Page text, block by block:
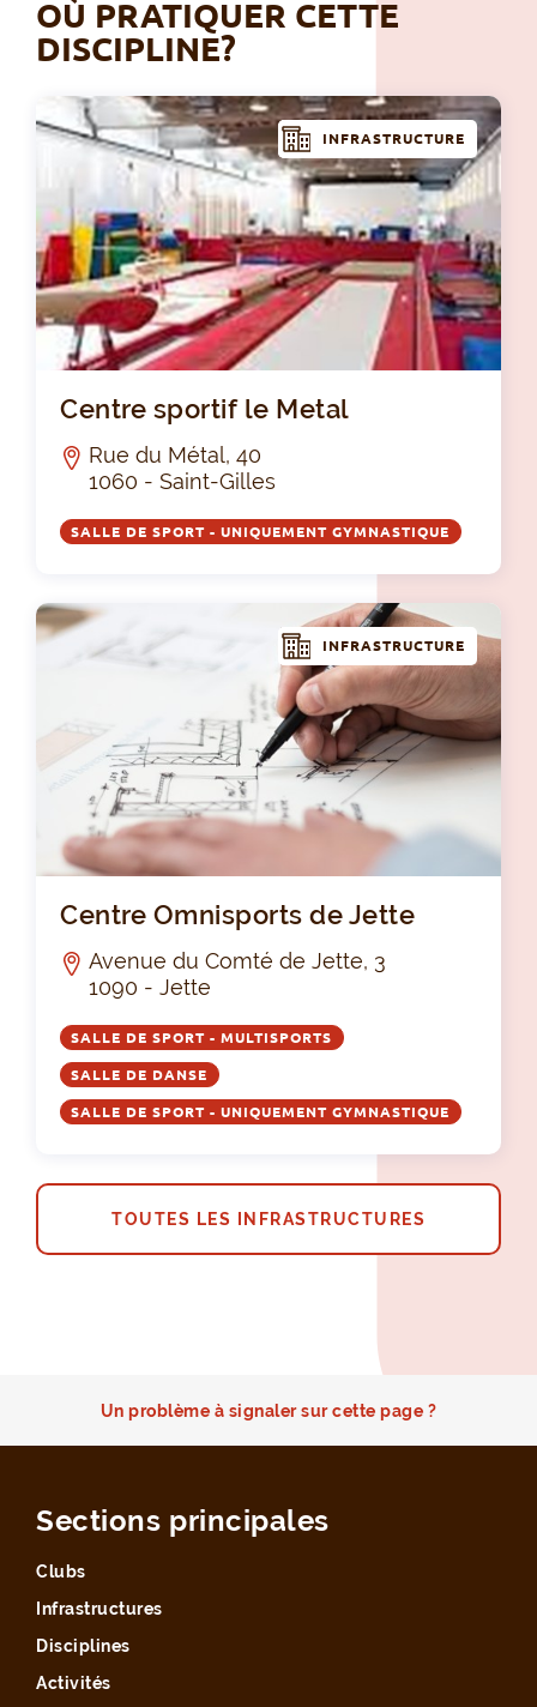
OÙ PRATIQUER CETTE
DISCIPLINE?
INFRASTRUCTURE
Centre sportif le Metal
Rue du Métal, 40
1060 - Saint-Gilles
SALLE DE SPORT - UNIQUEMENT GYMNASTIQUE
INFRASTRUCTURE
Centre Omnisports de Jette
Avenue du Comté de Jette, 3
1090 - Jette
SALLE DE SPORT - MULTISPORTS
SALLE DE DANSE
SALLE DE SPORT - UNIQUEMENT GYMNASTIQUE
TOUTES LES INFRASTRUCTURES
Un problème à signaler sur cette page ?
Sections principales
Clubs
Infrastructures
Disciplines
Activités